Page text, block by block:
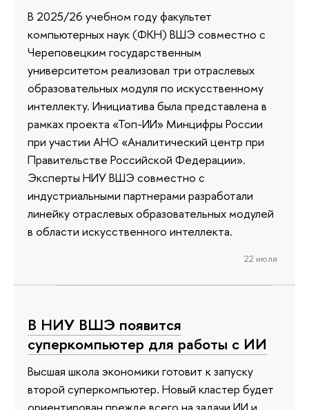
В 2025/26 учебном году факультет
компьютерных наук (ФКН) ВШЭ совместно с
Череповецким государственным
университетом реализовал три отраслевых
образовательных модуля по искусственному
интеллекту. Инициатива была представлена в
рамках проекта «Топ-ИИ» Минцифры России
при участии АНО «Аналитический центр при
Правительстве Российской Федерации».
Эксперты НИУ ВШЭ совместно с
индустриальными партнерами разработали
линейку отраслевых образовательных модулей
в области искусственного интеллекта.
22 июля
В НИУ ВШЭ появится
суперкомпьютер для работы с ИИ
Высшая школа экономики готовит к запуску
второй суперкомпьютер. Новый кластер будет